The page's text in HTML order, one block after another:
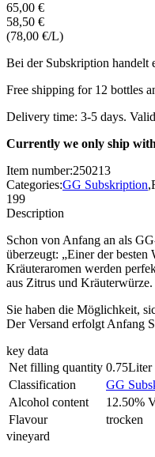
65,00 €
58,50 €
(78,00 €/L)
Bei der Subskription handelt
Free shipping for 12 bottles
Delivery time: 3-5 days.
Currently we only ship
Item number:250213
Categories:GG Subskription,
199
Description
Schon von Anfang an als
überzeugt: „Einer der
Kräuteraromen werden
aus Zitrus und
Sie haben die Möglichkeit,
Der Versand erfolgt Anfang
key data
Net filling quantity 0.75Liter
Classification
GG
Alcohol content
12.50%
Flavour
trocken
vineyard